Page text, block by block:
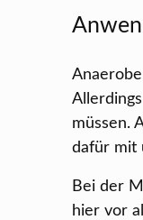
müssen.
dafür mit
Bei der
hier vor